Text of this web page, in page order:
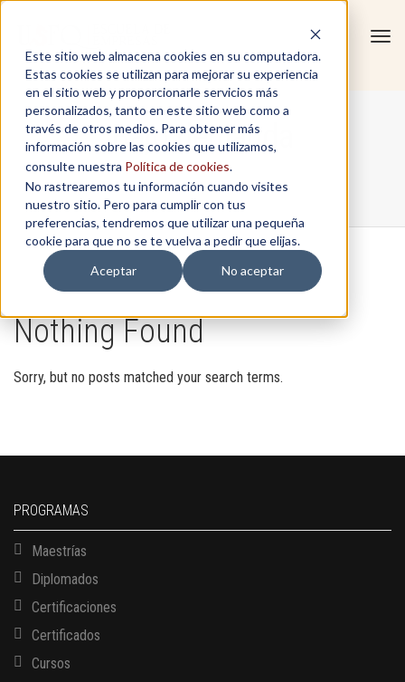
Este sitio web almacena cookies en su computadora.
Estas cookies se utilizan para mejorar su experiencia
en el sitio web y proporcionarle servicios más
personalizados, tanto en este sitio web como a
través de otros medios. Para obtener más
información sobre las cookies que utilizamos,
consulte nuestra Política de cookies.
No rastrearemos tu información cuando visites
nuestro sitio. Pero para cumplir con tus
preferencias, tendremos que utilizar una pequeña
cookie para que no se te vuelva a pedir que elijas.
Aceptar
No aceptar
Bajo demanda
Home / Bajo demanda
Nothing Found
Sorry, but no posts matched your search terms.
PROGRAMAS
Maestrías
Diplomados
Certificaciones
Certificados
Cursos